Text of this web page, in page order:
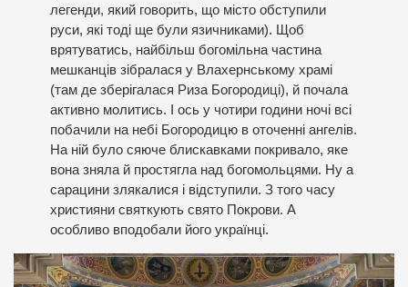
легенди, який говорить, що місто обступили
руси, які тоді ще були язичниками). Щоб
врятуватись, найбільш богомільна частина
мешканців зібралася у Влахернському храмі
(там де зберігалася Риза Богородиці), й почала
активно молитись. І ось у чотири години ночі всі
побачили на небі Богородицю в оточенні ангелів.
На ній було сяюче блискавками покривало, яке
вона зняла й простягла над богомольцями. Ну а
сарацини злякалися і відступили. З того часу
християни святкують свято Покрови. А
особливо вподобали його українці.